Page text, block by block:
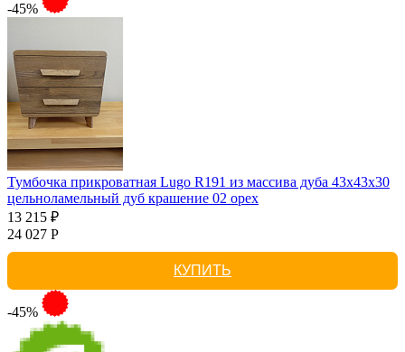
-45%
Тумбочка прикроватная Lugo R191 из массива дуба 43х43х30
цельноламельный дуб крашение 02 орех
13 215 ₽
24 027 Р
КУПИТЬ
-45%